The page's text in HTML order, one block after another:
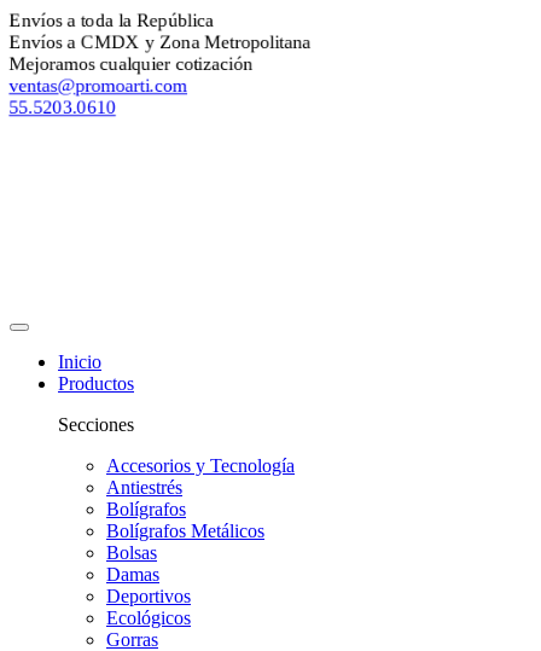
a toda la República
a CMDX y Zona Metropolitana
cualquier cotización
Inicio
Productos
Secciones
Accesorios y Tecnología
Antiestrés
Bolígrafos
Bolígrafos Metálicos
Bolsas
Damas
Deportivos
Ecológicos
Gorras